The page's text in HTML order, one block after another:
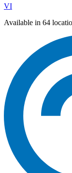
VI
Available in 64